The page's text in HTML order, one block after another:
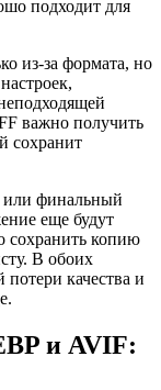
подходит для
из-за формата, но
важно получить
сохранит
или финальный
еще будут
сохранить копию
В обоих
качества и
и AVIF: